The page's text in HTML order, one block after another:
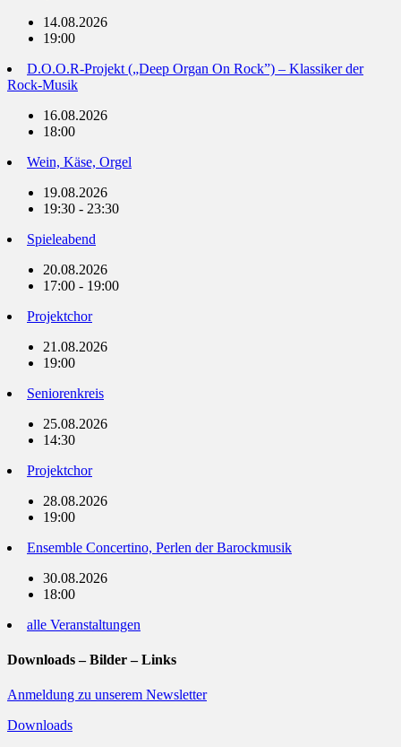
14.08.2026
19:00
D.O.O.R-Projekt („Deep Organ On Rock”) – Klassiker der
Rock-Musik
16.08.2026
18:00
Wein, Käse, Orgel
19.08.2026
19:30 - 23:30
Spieleabend
20.08.2026
17:00 - 19:00
Projektchor
21.08.2026
19:00
Seniorenkreis
25.08.2026
14:30
Projektchor
28.08.2026
19:00
Ensemble Concertino, Perlen der Barockmusik
30.08.2026
18:00
alle Veranstaltungen
Downloads – Bilder – Links
Anmeldung zu unserem Newsletter
Downloads